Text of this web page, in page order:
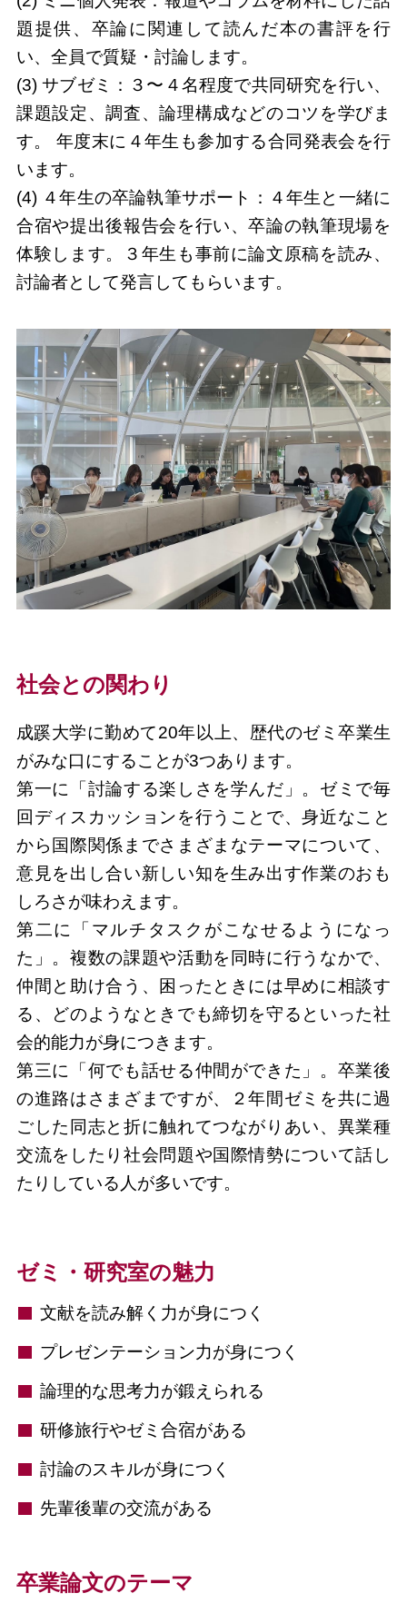
題提供、卒論に関連して読んだ本の書評を行
い、全員で質疑・討論します。
(3) サブゼミ：３〜４名程度で共同研究を行い、
課題設定、調査、論理構成などのコツを学びま
す。 年度末に４年生も参加する合同発表会を行
います。
(4) ４年生の卒論執筆サポート：４年生と一緒に
合宿や提出後報告会を行い、卒論の執筆現場を
体験します。３年生も事前に論文原稿を読み、
討論者として発言してもらいます。
社会との関わり
成蹊大学に勤めて20年以上、歴代のゼミ卒業生
がみな口にすることが3つあります。
第一に「討論する楽しさを学んだ」。ゼミで毎
回ディスカッションを行うことで、身近なこと
から国際関係までさまざまなテーマについて、
意見を出し合い新しい知を生み出す作業のおも
しろさが味わえます。
第二に「マルチタスクがこなせるようになっ
た」。複数の課題や活動を同時に行うなかで、
仲間と助け合う、困ったときには早めに相談す
る、どのようなときでも締切を守るといった社
会的能力が身につきます。
第三に「何でも話せる仲間ができた」。卒業後
の進路はさまざまですが、２年間ゼミを共に過
ごした同志と折に触れてつながりあい、異業種
交流をしたり社会問題や国際情勢について話し
たりしている人が多いです。
ゼミ・研究室の魅力
⽂献を読み解く力が身につく
プレゼンテーション⼒が⾝につく
論理的な思考力が鍛えられる
研修旅行やゼミ合宿がある
討論のスキルが身につく
先輩後輩の交流がある
卒業論文のテーマ